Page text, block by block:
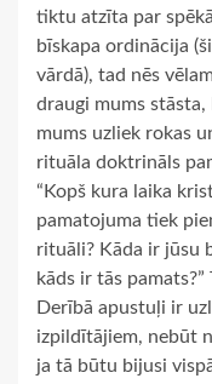
tiktu atzīta par
bīskapa ordinācija
vārdā), tad nēs
draugi mums
mums uzliek rokas
rituāla doktrināls
“Kopš kura laika
pamatojuma tiek
rituāli? Kāda ir jūsu
kāds ir tās
Derībā apustuļi ir
izpildītājiem, nebūt
ja tā būtu bijusi